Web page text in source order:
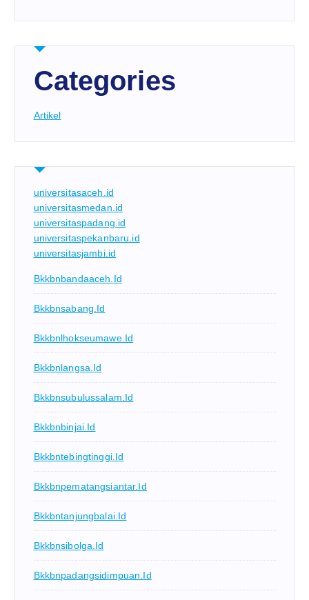
Categories
Artikel
universitasaceh.id
universitasmedan.id
universitaspadang.id
universitaspekanbaru.id
universitasjambi.id
Bkkbnbandaaceh.id
Bkkbnsabang.id
Bkkbnlhokseumawe.id
Bkkbnlangsa.id
Bkkbnsubulussalam.id
Bkkbnbinjai.id
Bkkbntebingtinggi.id
Bkkbnpematangsiantar.id
Bkkbntanjungbalai.id
Bkkbnsibolga.id
Bkkbnpadangsidimpuan.id